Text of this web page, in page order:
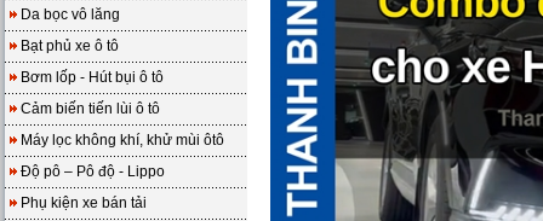
Da bọc vô lăng
Bạt phủ xe ô tô
Bơm lốp - Hút bụi ô tô
Cảm biến tiến lùi ô tô
Máy lọc không khí, khử mùi ôtô
Độ pô – Pô độ - Lippo
Phụ kiện xe bán tải